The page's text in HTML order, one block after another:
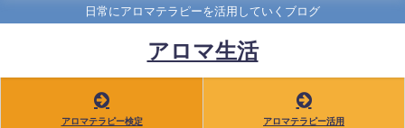
日常にアロマテラピーを活用していくブログ
アロマ生活
アロマテラピー検定 アロマテラピー活用